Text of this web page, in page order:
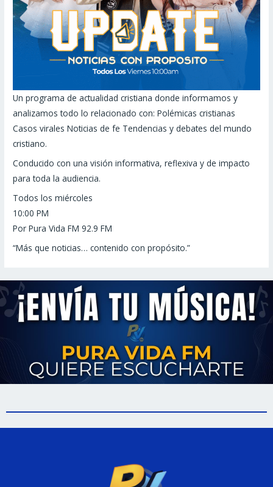
Un programa de actualidad cristiana donde informamos y
analizamos todo lo relacionado con: Polémicas cristianas
Casos virales Noticias de fe Tendencias y debates del mundo
cristiano.
Conducido con una visión informativa, reflexiva y de impacto
para toda la audiencia.
Todos los miércoles
10:00 PM
Por Pura Vida FM 92.9 FM
“Más que noticias… contenido con propósito.”